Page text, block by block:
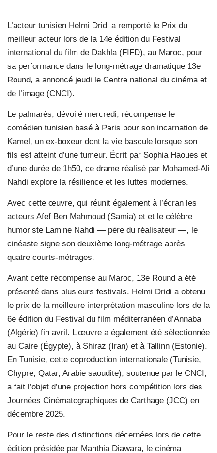
L’acteur tunisien Helmi Dridi a remporté le Prix du
meilleur acteur lors de la 14e édition du Festival
international du film de Dakhla (FIFD), au Maroc, pour
sa performance dans le long-métrage dramatique 13e
Round, a annoncé jeudi le Centre national du cinéma et
de l’image (CNCI).
Le palmarès, dévoilé mercredi, récompense le
comédien tunisien basé à Paris pour son incarnation de
Kamel, un ex-boxeur dont la vie bascule lorsque son
fils est atteint d’une tumeur. Écrit par Sophia Haoues et
d’une durée de 1h50, ce drame réalisé par Mohamed-Ali
Nahdi explore la résilience et les luttes modernes.
Avec cette œuvre, qui réunit également à l’écran les
acteurs Afef Ben Mahmoud (Samia) et et le célèbre
humoriste Lamine Nahdi — père du réalisateur —, le
cinéaste signe son deuxième long-métrage après
quatre courts-métrages.
Avant cette récompense au Maroc, 13e Round a été
présenté dans plusieurs festivals. Helmi Dridi a obtenu
le prix de la meilleure interprétation masculine lors de la
6e édition du Festival du film méditerranéen d’Annaba
(Algérie) fin avril. L’œuvre a également été sélectionnée
au Caire (Égypte), à Shiraz (Iran) et à Tallinn (Estonie).
En Tunisie, cette coproduction internationale (Tunisie,
Chypre, Qatar, Arabie saoudite), soutenue par le CNCI,
a fait l’objet d’une projection hors compétition lors des
Journées Cinématographiques de Carthage (JCC) en
décembre 2025.
Pour le reste des distinctions décernées lors de cette
édition présidée par Manthia Diawara, le cinéma